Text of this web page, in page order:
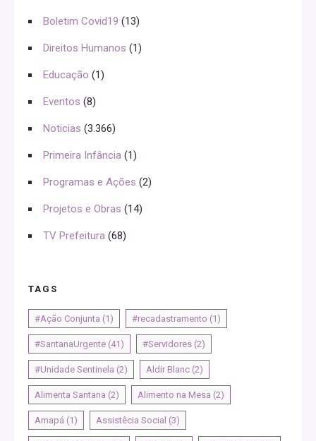
Boletim Covid19 (13)
Direitos Humanos (1)
Educação (1)
Eventos (8)
Noticias (3.366)
Primeira Infância (1)
Programas e Ações (2)
Projetos e Obras (14)
TV Prefeitura (68)
TAGS
#Ação Conjunta (1) #recadastramento (1)
#SantanaUrgente (41) #Servidores (2)
#Unidade Sentinela (2) Aldir Blanc (2)
Alimenta Santana (2) Alimento na Mesa (2)
Amapá (1) Assistêcia Social (3)